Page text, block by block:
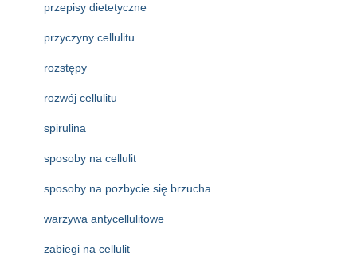
przepisy dietetyczne
przyczyny cellulitu
rozstępy
rozwój cellulitu
spirulina
sposoby na cellulit
sposoby na pozbycie się brzucha
warzywa antycellulitowe
zabiegi na cellulit